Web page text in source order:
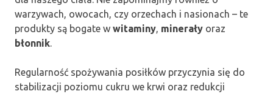
warzywach, owocach, czy orzechach i nasionach – te
produkty są bogate w witaminy, minerały oraz
błonnik.
Regularność spożywania posiłków przyczynia się do
stabilizacji poziomu cukru we krwi oraz redukcji